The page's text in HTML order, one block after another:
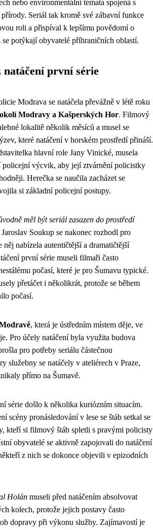
nebo environmentální témata spojená s
Seriál tak kromě své zábavní funkce
roli a přispíval k lepšímu povědomí o
potýkají obyvatelé příhraničních oblastí.
natáčení první série
Modrava se natáčela převážně v létě roku
Modravy a Kašperských Hor. Filmový
lokalitě několik měsíců a musel se
které natáčení v horském prostředí přináší.
hlavní role Jany Vinické, musela
policejní výcvik, aby její ztvárnění policistky
Herečka se naučila zacházet se
si základní policejní postupy.
měl být seriál zasazen do prostředí
Jaroslav Soukup se nakonec rozhodl pro
něj nabízela autentičtější a dramatičtější
první série museli filmaři často
počasí, které je pro Šumavu typické.
přetáčet i několikrát, protože se během
počasí.
, která je ústředním místem děje, ve
Pro účely natáčení byla využita budova
pro potřeby seriálu částečnou
služebny se natáčely v ateliérech v Praze,
přímo na Šumavě.
série došlo k několika kuriózním situacím.
scény pronásledování v lese se štáb setkal se
kteří si filmový štáb spletli s pravými policisty
obyvatelé se aktivně zapojovali do natáčení
z nich se dokonce objevili v epizodních
Holán museli před natáčením absolvovat
kolech, protože jejich postavy často
dopravy při výkonu služby. Zajímavostí je